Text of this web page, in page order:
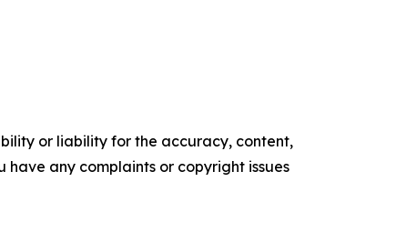
or liability for the accuracy, content,
any complaints or copyright issues